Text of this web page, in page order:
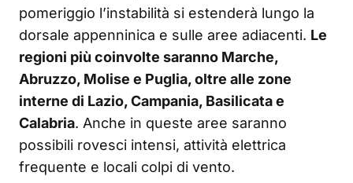
pomeriggio l’instabilità si estenderà lungo la
dorsale appenninica e sulle aree adiacenti. Le
regioni più coinvolte saranno Marche,
Abruzzo, Molise e Puglia, oltre alle zone
interne di Lazio, Campania, Basilicata e
Calabria. Anche in queste aree saranno
possibili rovesci intensi, attività elettrica
frequente e locali colpi di vento.